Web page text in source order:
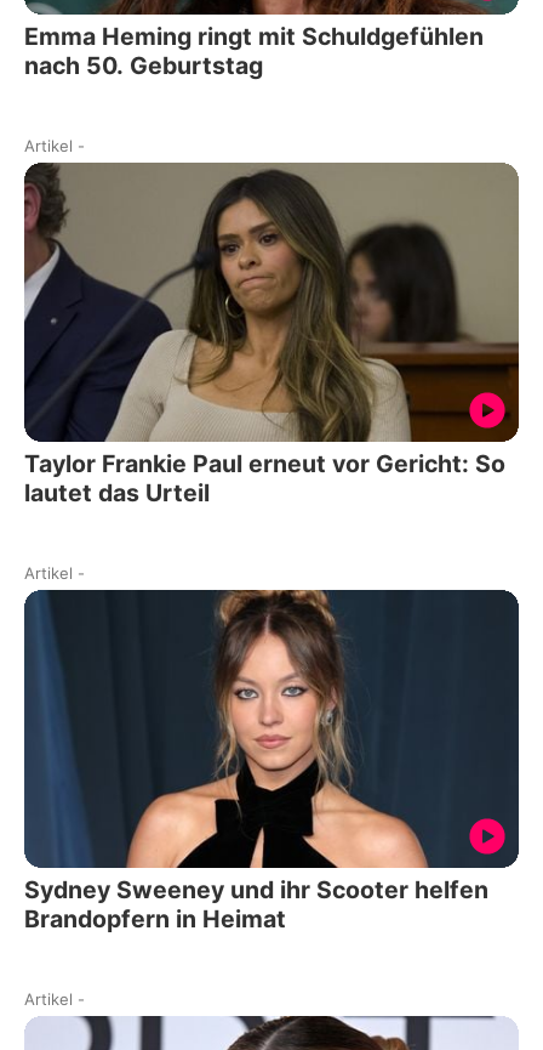
Emma Heming ringt mit Schuldgefühlen
nach 50. Geburtstag
Artikel -
Taylor Frankie Paul erneut vor Gericht: So
lautet das Urteil
Artikel -
Sydney Sweeney und ihr Scooter helfen
Brandopfern in Heimat
Artikel -